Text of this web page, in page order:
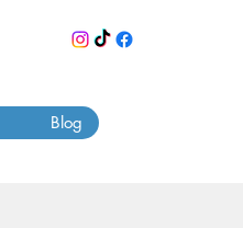
Blog